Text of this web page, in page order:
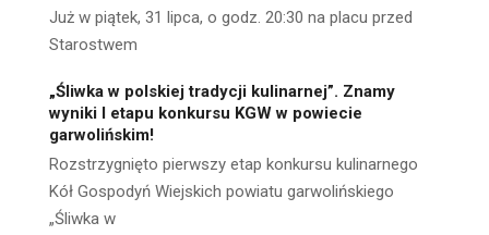
Już w piątek, 31 lipca, o godz. 20:30 na placu przed
Starostwem
„Śliwka w polskiej tradycji kulinarnej”. Znamy
wyniki I etapu konkursu KGW w powiecie
garwolińskim!
Rozstrzygnięto pierwszy etap konkursu kulinarnego
Kół Gospodyń Wiejskich powiatu garwolińskiego
„Śliwka w